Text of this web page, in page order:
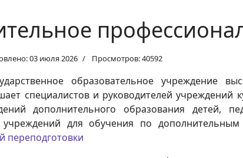
03 июля 2026 Просмотров: 40592
образовательное учреждение
специалистов и руководителей
дополнительного образования детей,
учреждений для обучения по
переподготовки